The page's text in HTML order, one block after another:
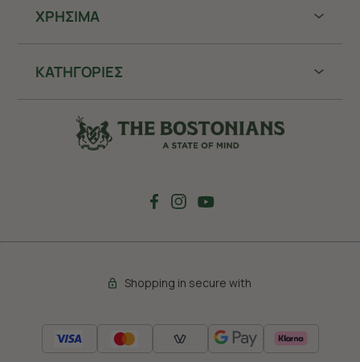
ΧΡHΣΙΜΑ
ΚΑΤΗΓΟΡΙΕΣ
Shopping in secure with